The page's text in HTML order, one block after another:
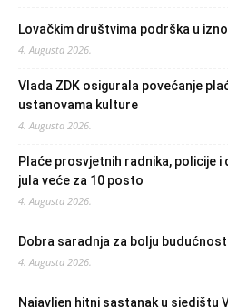
Lovačkim društvima podrška u
4. Augusta 2026.
Vlada ZDK osigurala povećanje
ustanovama kulture
4. Augusta 2026.
Plaće prosvjetnih radnika, policije i
jula veće za 10 posto
4. Augusta 2026.
Dobra saradnja za bolju
4. Augusta 2026.
Najavljen hitni sastanak u sjedištu